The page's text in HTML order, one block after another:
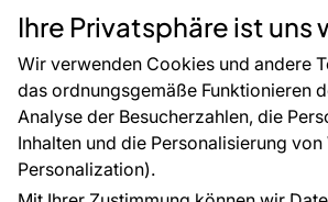
Ihre Privatsphäre ist uns
Wir verwenden Cookies und andere
das ordnungsgemäße Funktionieren
Analyse der Besucherzahlen, die
Inhalten und die Personalisierung
Personalization).
Rücksendung von Waren
CE-Zertifizierung
Großhandel
Raumvisualisierung
Zubehör
FÜR SIE
Blog
ÜBER